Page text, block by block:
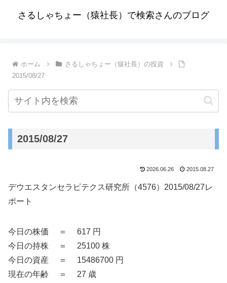
さるしゃちょー（猿社長）で検索さんのブログ
ホーム
さるしゃちょー（猿社長）の投資
2015/08/27
2015/08/27
2026.06.26 2015.08.27
デウエスタンセラピテクス研究所（4576）2015/08/27レ
ポート
今日の株価 ＝ 617 円
今日の持株 ＝ 25100 株
今日の資産 ＝ 15486700 円
現在の年齢 ＝ 27 歳